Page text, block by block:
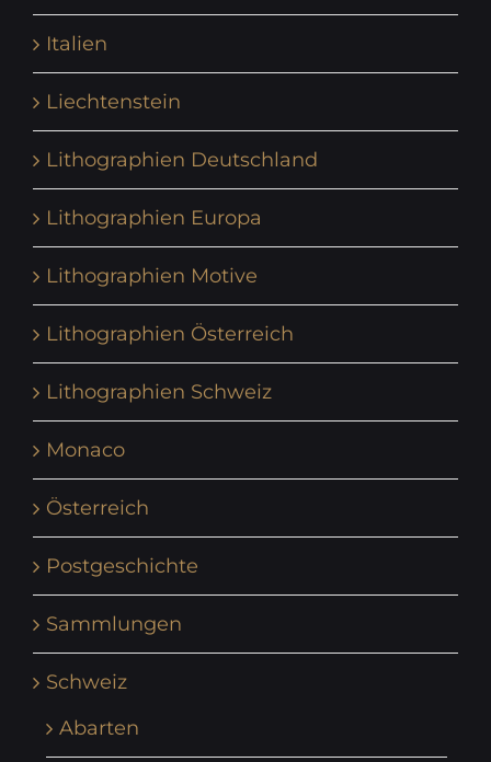
Italien
Liechtenstein
Lithographien Deutschland
Lithographien Europa
Lithographien Motive
Lithographien Österreich
Lithographien Schweiz
Monaco
Österreich
Postgeschichte
Sammlungen
Schweiz
Abarten